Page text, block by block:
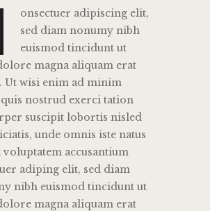
onsectuer adipiscing elit,
sed diam nonumy nibh
euismod tincidunt ut
magna aliquam erat
Ut wisi enim ad minim
nostrud exerci tation
suscipit lobortis nisled
unde omnis iste natus
accusantium
adiping elit, sed diam
nibh euismod tincidunt ut
magna aliquam erat